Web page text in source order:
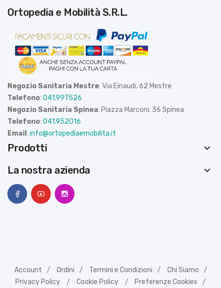
Ortopedia e Mobilità S.R.L.
Negozio Sanitaria Mestre: Via Einaudi, 62 Mestre
Telefono: 041.997526
Negozio Sanitaria Spinea: Piazza Marconi, 36 Spinea
Telefono: 041.952016
Email : info@ortopediaemobilita.it
Prodotti
keyboard_arrow_down
La nostra azienda
keyboard_arrow_down
Account Ordini Termini e Condizioni
Chi Siamo
Privacy Policy
Cookie Policy Preferenze Cookies